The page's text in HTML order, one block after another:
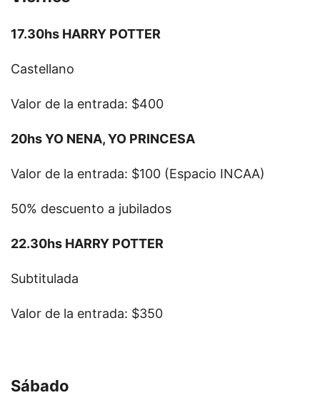
17.30hs HARRY POTTER
Castellano
Valor de la entrada: $400
20hs YO NENA, YO PRINCESA
Valor de la entrada: $100 (Espacio INCAA)
50% descuento a jubilados
22.30hs HARRY POTTER
Subtitulada
Valor de la entrada: $350
Sábado